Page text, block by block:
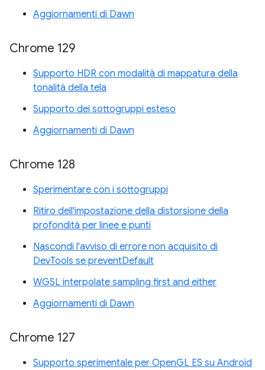
Aggiornamenti di Dawn
Chrome 129
Supporto HDR con modalità di mappatura della
tonalità della tela
Supporto dei sottogruppi esteso
Aggiornamenti di Dawn
Chrome 128
Sperimentare con i sottogruppi
Ritiro dell'impostazione della distorsione della
profondità per linee e punti
Nascondi l'avviso di errore non acquisito di
DevTools se preventDefault
WGSL interpolate sampling first and either
Aggiornamenti di Dawn
Chrome 127
Supporto sperimentale per OpenGL ES su Android